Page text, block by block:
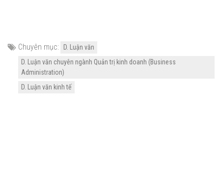
Chuyên mục:
D. Luận văn
D. Luận văn chuyên ngành Quản trị kinh doanh (Business
Administration)
D. Luận văn kinh tế